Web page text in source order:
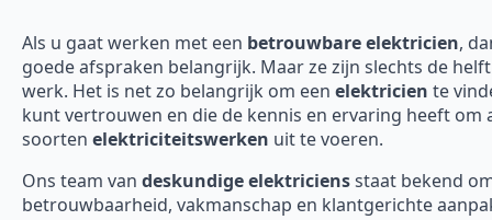
Als u gaat werken met een betrouwbare elektricien,
goede afspraken belangrijk. Maar ze zijn slechts de
werk. Het is net zo belangrijk om een elektricien te
kunt vertrouwen en die de kennis en ervaring heeft om
soorten elektriciteitswerken uit te voeren.
Ons team van deskundige elektriciensstaat bekend
betrouwbaarheid, vakmanschap en klantgerichte